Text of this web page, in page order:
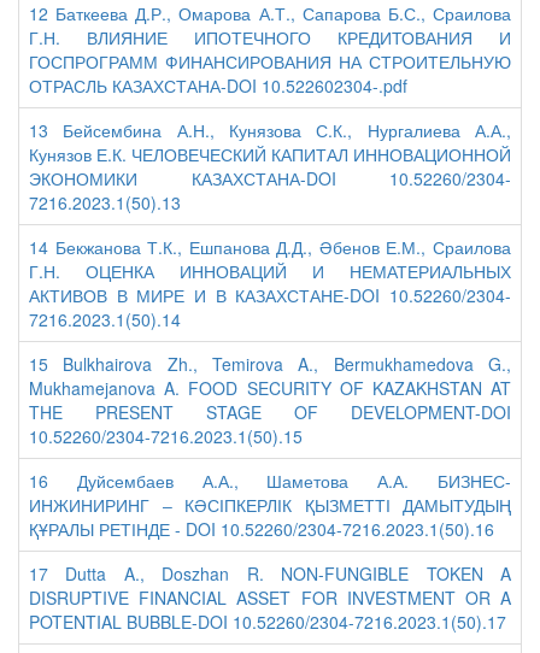
12 Баткеева Д.Р., Омарова А.Т., Сапарова Б.С., Сраилова
Г.Н. ВЛИЯНИЕ ИПОТЕЧНОГО КРЕДИТОВАНИЯ И
ГОСПРОГРАММ ФИНАНСИРОВАНИЯ НА СТРОИТЕЛЬНУЮ
ОТРАСЛЬ КАЗАХСТАНА-DOI 10.522602304-.pdf
13 Бейсембина А.Н., Кунязова С.К., Нургалиева А.А.,
Кунязов Е.К. ЧЕЛОВЕЧЕСКИЙ КАПИТАЛ ИННОВАЦИОННОЙ
ЭКОНОМИКИ КАЗАХСТАНА-DOI 10.52260/2304-
7216.2023.1(50).13
14 Бекжанова Т.К., Ешпанова Д.Д., Әбенов Е.М., Сраилова
Г.Н. ОЦЕНКА ИННОВАЦИЙ И НЕМАТЕРИАЛЬНЫХ
АКТИВОВ В МИРЕ И В КАЗАХСТАНЕ-DOI 10.52260/2304-
7216.2023.1(50).14
15 Bulkhairova Zh., Temirova A., Bermukhamedova G.,
Mukhamejanova A. FOOD SECURITY OF KAZAKHSTAN AT
THE PRESENT STAGE OF DEVELOPMENT-DOI
10.52260/2304-7216.2023.1(50).15
16 Дуйсембаев А.А., Шаметова А.А. БИЗНЕС-
ИНЖИНИРИНГ ‒ КӘСІПКЕРЛІК ҚЫЗМЕТТІ ДАМЫТУДЫҢ
ҚҰРАЛЫ РЕТІНДЕ - DOI 10.52260/2304-7216.2023.1(50).16
17 Dutta A., Doszhan R. NON-FUNGIBLE TOKEN A
DISRUPTIVE FINANCIAL ASSET FOR INVESTMENT OR A
POTENTIAL BUBBLE-DOI 10.52260/2304-7216.2023.1(50).17